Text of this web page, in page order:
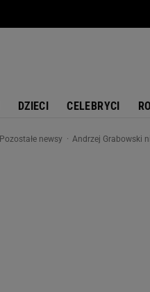
DZIECI CELEBRYCI
Pozostałe newsy Andrzej Grabowski